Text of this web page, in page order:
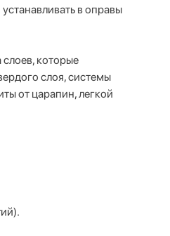
в оправы
которые
слоя, системы
от царапин, легкой